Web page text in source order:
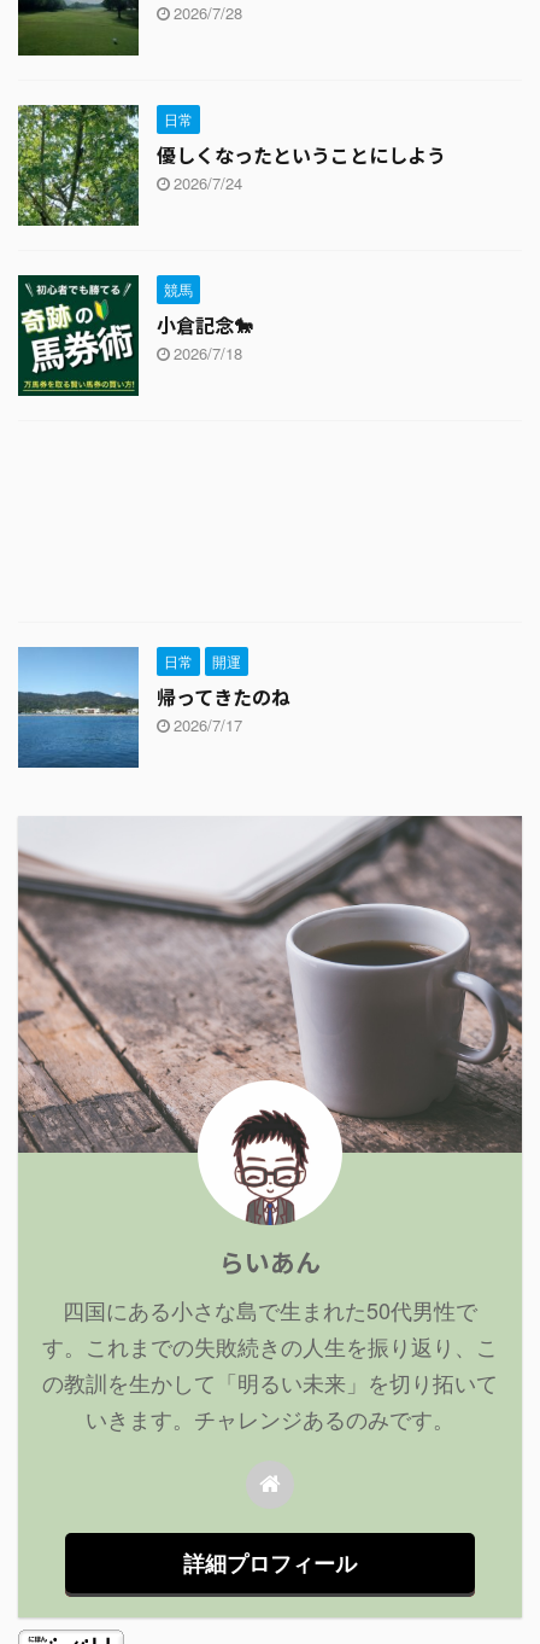
2026/7/28
日常
優しくなったということにしよう
2026/7/24
競馬
小倉記念🐎
2026/7/18
日常 開運
帰ってきたのね
2026/7/17
らいあん
四国にある小さな島で生まれた50代男性で
す。これまでの失敗続きの人生を振り返り、こ
の教訓を生かして「明るい未来」を切り拓いて
いきます。チャレンジあるのみです。
詳細プロフィール